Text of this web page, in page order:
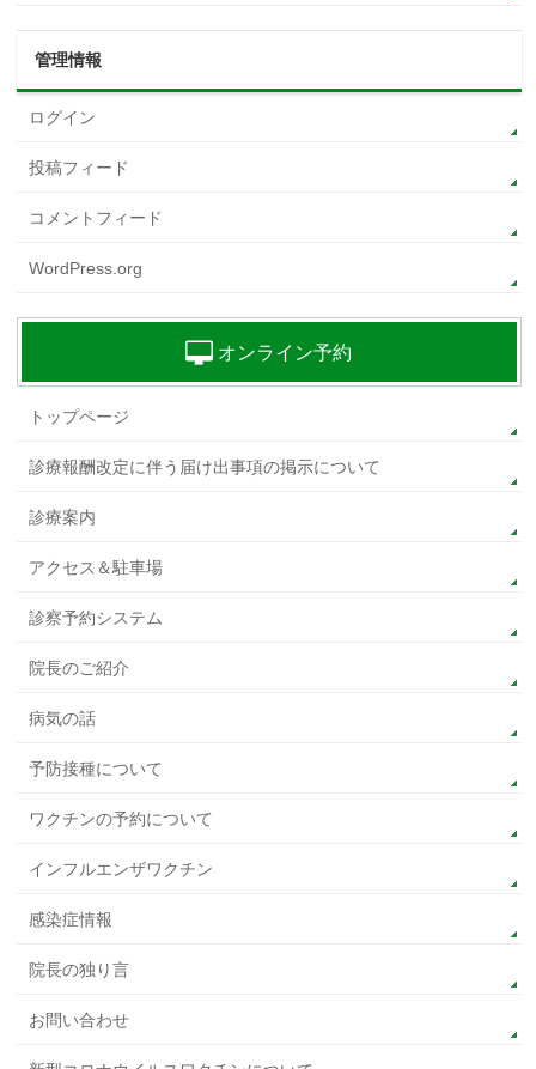
管理情報
ログイン
投稿フィード
コメントフィード
WordPress.org
オンライン予約
トップページ
診療報酬改定に伴う届け出事項の掲示について
診療案内
アクセス＆駐車場
診察予約システム
院長のご紹介
病気の話
予防接種について
ワクチンの予約について
インフルエンザワクチン
感染症情報
院長の独り言
お問い合わせ